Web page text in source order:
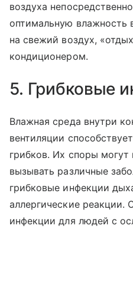
воздуха
оптимальную
на свежий воздух,
кондиционером.
5. Грибковые
Влажная среда внутри
вентиляции
грибков. Их споры могут
вызывать различные
грибковые инфекции
аллергические реакции.
инфекции для людей с